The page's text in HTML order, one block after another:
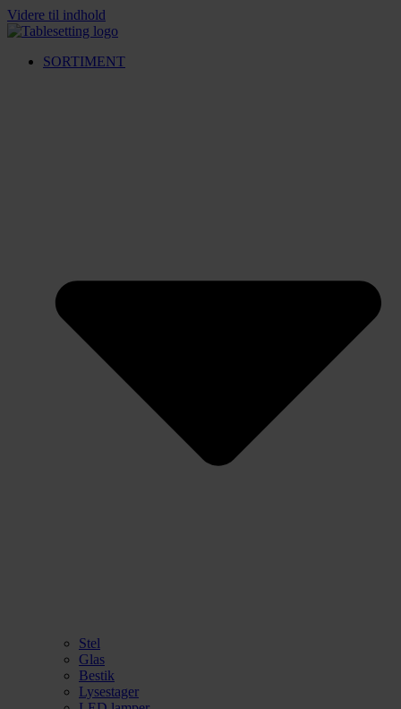
Videre til indhold
SORTIMENT
Stel
Glas
Bestik
Lysestager